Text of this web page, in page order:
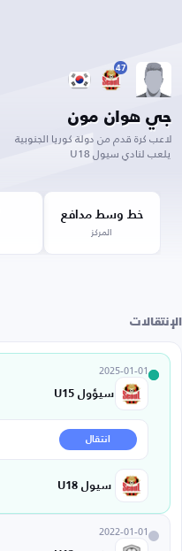
47
جي هوان مون
لاعب كرة قدم من دولة كوريا الجنوبية
يلعب لنادي سيول U18
خط وسط مدافع
المركز
الإنتقالات
2025-01-01
سيؤول U15
انتقال
سيول U18
2022-01-01